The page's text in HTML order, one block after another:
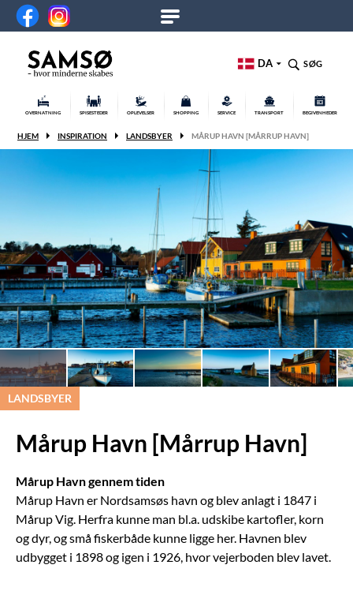
DA SØG
OVERNATNING SPISESTEDER OPLEVELSER SHOPPING SERVICE TRANSPORT BEGIVENHEDER
HJEM INSPIRATION LANDSBYER MÅRUP HAVN [MÅRRUP HAVN]
LANDSBYER
Mårup Havn [Mårrup Havn]
Mårup Havn gennem tiden
Mårup Havn er Nordsamsøs havn og blev anlagt i 1847 i
Mårup Vig. Herfra kunne man bl.a. udskibe kartofler, korn
og dyr, og små fiskerbåde kunne ligge her. Havnen blev
udbygget i 1898 og igen i 1926, hvor vejerboden blev lavet.